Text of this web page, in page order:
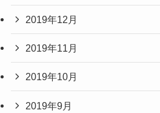
2019年12月
2019年11月
2019年10月
2019年9月